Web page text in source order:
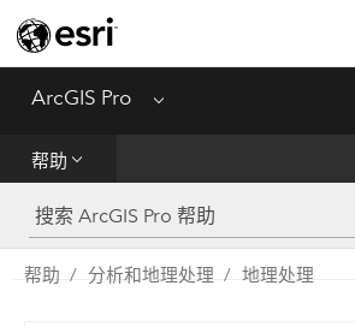
ArcGIS Pro Menu
帮助
工具参考
Python
帮助 分析和地理处理 地理处理